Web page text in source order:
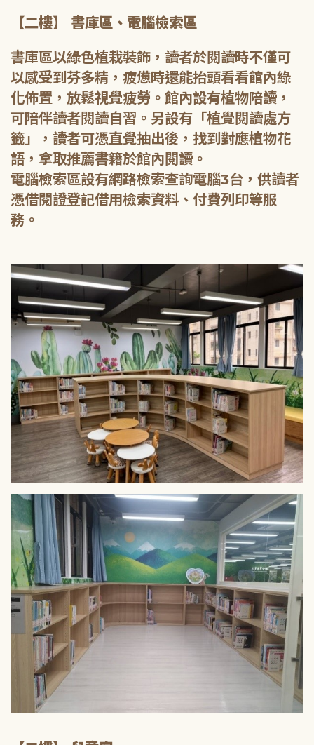
【二樓】 書庫區、電腦檢索區
書庫區以綠色植栽裝飾，讀者於閱讀時不僅可
以感受到芬多精，疲憊時還能抬頭看看館內綠
化佈置，放鬆視覺疲勞。館內設有植物陪讀，
可陪伴讀者閱讀自習。另設有「植覺閱讀處方
籤」，讀者可憑直覺抽出後，找到對應植物花
語，拿取推薦書籍於館內閱讀。
電腦檢索區設有網路檢索查詢電腦3台，供讀者
憑借閱證登記借用檢索資料、付費列印等服
務。